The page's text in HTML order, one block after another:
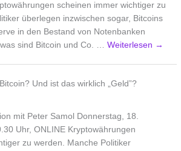
scheinen immer wichtiger zu
überlegen inzwischen sogar, Bitcoins
in den Bestand von Notenbanken
sind Bitcoin und Co. …Weiterlesen →
Und ist das wirklich „Geld”?
mit Peter Samol Donnerstag, 18.
Uhr, ONLINE Kryptowährungen
zu werden. Manche Politiker